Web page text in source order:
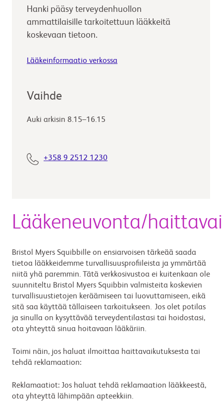
Hanki pääsy terveydenhuollon
ammattilaisille tarkoitettuun lääkkeitä
koskevaan tietoon.
Lääkeinformaatio verkossa
Vaihde
Auki arkisin 8.15–16.15
+358 9 2512 1230
Lääkeneuvonta/
Bristol Myers Squibbille on ensiarvoisen tärkeää saada
tietoa lääkkeidemme turvallisuusprofiileista ja ymmärtää
niitä yhä paremmin. Tätä verkkosivustoa ei kuitenkaan ole
suunniteltu Bristol Myers Squibbin valmisteita koskevien
turvallisuustietojen keräämiseen tai luovuttamiseen, eikä
sitä saa käyttää tällaiseen tarkoitukseen. Jos olet potilas
ja sinulla on kysyttävää terveydentilastasi tai hoidostasi,
ota yhteyttä sinua hoitavaan lääkäriin.
Toimi näin, jos haluat ilmoittaa haittavaikutuksesta tai
tehdä reklamaation:
Reklamaatiot: Jos haluat tehdä reklamaation lääkkeestä,
ota yhteyttä lähimpään apteekkiin.